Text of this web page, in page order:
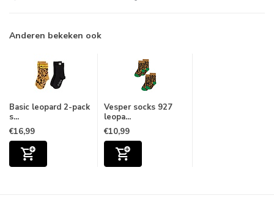
Anderen bekeken ook
Basic leopard 2-pack
s...
€16,99
Vesper socks 927
leopa...
€10,99